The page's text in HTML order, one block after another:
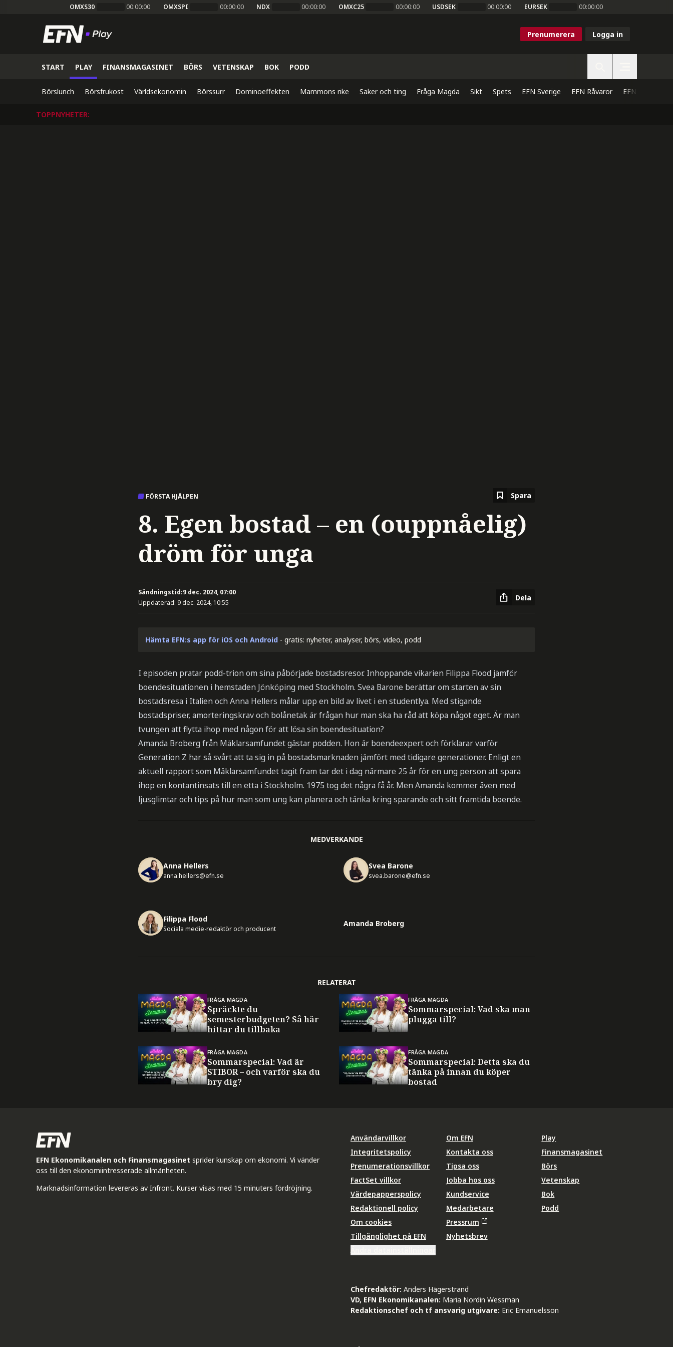
OMXS30 00:00:00 OMXSPI 00:00:00 NDX 00:00:00 OMXC25 00:00:00 USDSEK 00:00:00 EURSEK 00:00:00
Prenumerera Logga in
START PLAY FINANSMAGASINET BÖRS VETENSKAP BOK PODD
Börslunch Börsfrukost Världsekonomin Börssurr Dominoeffekten Mammons rike Saker och ting Fråga Magda Sikt Spets EFN Sverige EFN Råvaror EFN Direkt
TOPPNYHETER:
FÖRSTA HJÄLPEN Spara
8. Egen bostad – en (ouppnåelig)
dröm för unga
Sändningstid:9 dec. 2024, 07:00
Uppdaterad: 9 dec. 2024, 10:55
Dela
Hämta EFN:s app för iOS och Android - gratis: nyheter, analyser, börs, video, podd
I episoden pratar podd-trion om sina påbörjade bostadsresor. Inhoppande vikarien Filippa Flood jämför
boendesituationen i hemstaden Jönköping med Stockholm. Svea Barone berättar om starten av sin
bostadsresa i Italien och Anna Hellers målar upp en bild av livet i en studentlya. Med stigande
bostadspriser, amorteringskrav och bolånetak är frågan hur man ska ha råd att köpa något eget. Är man
tvungen att flytta ihop med någon för att lösa sin boendesituation?
Amanda Broberg från Mäklarsamfundet gästar podden. Hon är boendeexpert och förklarar varför
Generation Z har så svårt att ta sig in på bostadsmarknaden jämfört med tidigare generationer. Enligt en
aktuell rapport som Mäklarsamfundet tagit fram tar det i dag närmare 25 år för en ung person att spara
ihop en kontantinsats till en etta i Stockholm. 1975 tog det några få år. Men Amanda kommer även med
ljusglimtar och tips på hur man som ung kan planera och tänka kring sparande och sitt framtida boende.
MEDVERKANDE
Anna Hellers
anna.hellers@efn.se
Svea Barone
svea.barone@efn.se
Filippa Flood
Sociala medie-redaktör och producent
Amanda Broberg
RELATERAT
FRÅGA MAGDA
Spräckte du
semesterbudgeten? Så här
hittar du tillbaka
FRÅGA MAGDA
Sommarspecial: Vad ska man
plugga till?
FRÅGA MAGDA
Sommarspecial: Vad är
STIBOR – och varför ska du
bry dig?
FRÅGA MAGDA
Sommarspecial: Detta ska du
tänka på innan du köper
bostad
EFN Ekonomikanalen och Finansmagasinet sprider kunskap om ekonomi. Vi vänder
oss till den ekonomiintresserade allmänheten.
Marknadsinformation levereras av Infront. Kurser visas med 15 minuters fördröjning.
Användarvillkor
Integritetspolicy
Prenumerationsvillkor
FactSet villkor
Värdepapperspolicy
Redaktionell policy
Om cookies
Tillgänglighet på EFN
Om EFN
Kontakta oss
Tipsa oss
Jobba hos oss
Kundservice
Medarbetare
Pressrum
Nyhetsbrev
Play
Finansmagasinet
Börs
Vetenskap
Bok
Podd
Chefredaktör: Anders Hägerstrand
VD, EFN Ekonomikanalen: Maria Nordin Wessman
Redaktionschef och tf ansvarig utgivare: Eric Emanuelsson